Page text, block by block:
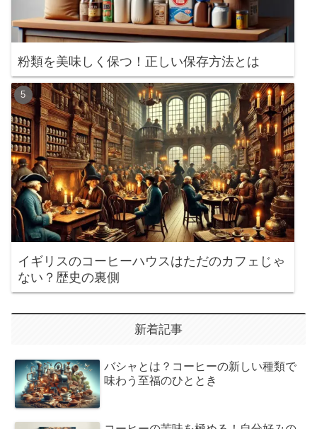
粉類を美味しく保つ！正しい保存方法とは
イギリスのコーヒーハウスはただのカフェじゃ
ない？歴史の裏側
新着記事
バシャとは？コーヒーの新しい種類で
味わう至福のひととき